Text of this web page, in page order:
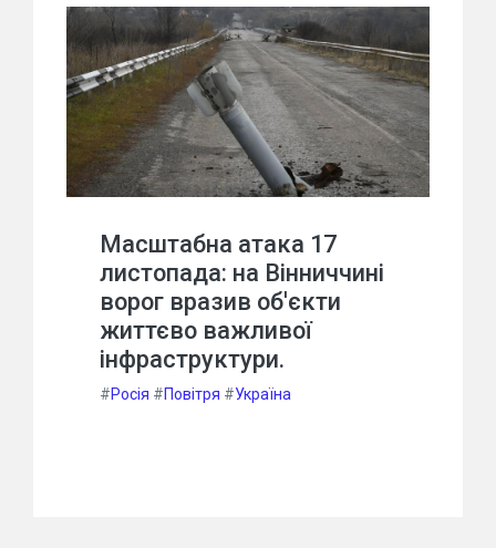
Масштабна атака 17
листопада: на Вінниччині
ворог вразив об'єкти
життєво важливої
інфраструктури.
#Росія #Повітря #Україна